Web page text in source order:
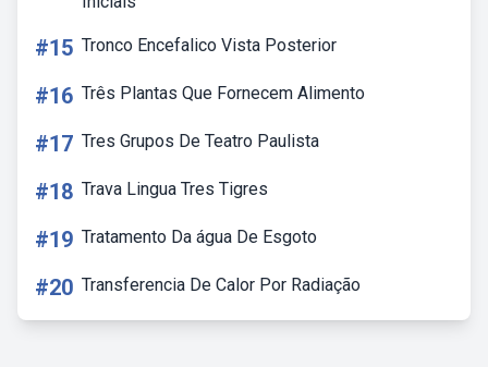
#15 Tronco Encefalico Vista Posterior
#16 Três Plantas Que Fornecem Alimento
#17 Tres Grupos De Teatro Paulista
#18 Trava Lingua Tres Tigres
#19 Tratamento Da água De Esgoto
#20 Transferencia De Calor Por Radiação